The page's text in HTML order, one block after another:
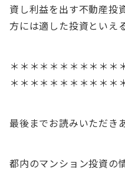
資し利益を出す不動産投
方には適した投資といえ
＊＊＊＊＊＊＊＊＊＊＊
＊＊＊＊＊＊＊＊＊＊＊
最後までお読みいただき
都内のマンション投資の